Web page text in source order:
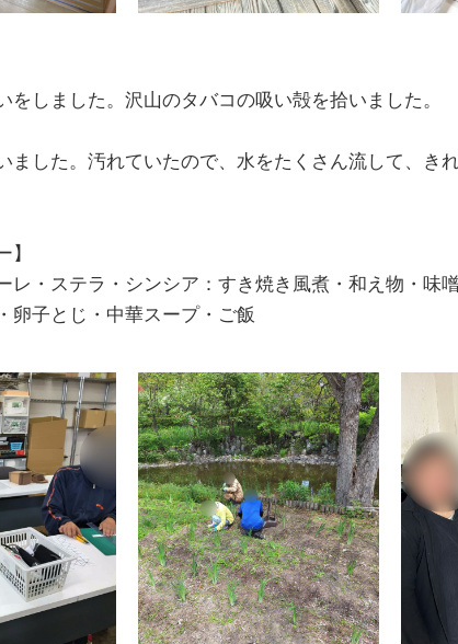
をしました。沢山のタバコの吸い殻を拾いました。
ました。汚れていたので、水をたくさん流して、き
】
レ・ステラ・シンシア：すき焼き風煮・和え物・味
卵子とじ・中華スープ・ご飯